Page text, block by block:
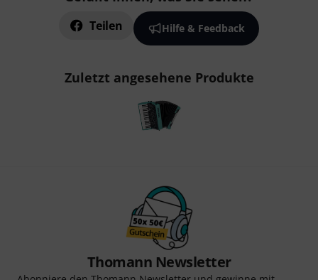
Teilen Hilfe & Feedback
Zuletzt angesehene Produkte
Thomann Newsletter